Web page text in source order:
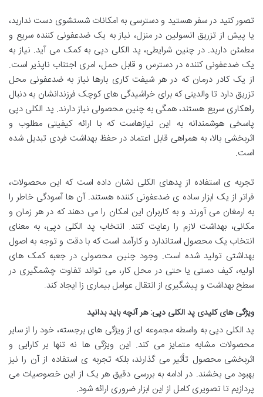
تصور کنید در سفر هستید و دسترسی به امکانات شستشوی دست ندارید،
یا پیش از تزریق انسولین در منزل، نیاز به یک ضدعفونی کننده سریع و
مطمئن دارید. در چنین شرایطی، پد الکلی دپی به کمک می آید. نیاز به
یک ضدعفونی کننده در دسترس و قابل حمل، امری اجتناب ناپذیر است.
از یک کادر درمان که در هر شیفت کاری بارها نیاز به ضدعفونی محل
تزریق دارد تا والدینی که برای خراشیدگی های کوچک فرزندانشان به دنبال
راهکاری سریع هستند، همگی به چنین محصولی نیاز دارند. پد الکلی دپی
پاسخی هوشمندانه به این نیازهاست که با ارائه کیفیتی مطلوب و
اثربخشی بالا، به همراهی قابل اعتماد در حفظ بهداشت فردی تبدیل شده
است.
تجربه ی استفاده از پدهای الکلی نشان داده است که این محصولات،
فراتر از یک ابزار ساده ی ضدعفونی کننده هستند. آن ها آسودگی خاطر را
به ارمغان می آورند و به کاربران این امکان را می دهند که در هر زمان و
مکانی، بهداشت لازم را رعایت کنند. انتخاب پد الکلی دپی، به معنای
انتخاب یک محصول استاندارد و کارآمد است که با دقت و توجه به اصول
بهداشتی تولید شده است. وجود چنین محصولی در جعبه کمک های
اولیه، کیف دستی یا حتی در محل کار، می تواند تفاوت چشمگیری در
سطح بهداشت و پیشگیری از انتقال عوامل بیماری زا ایجاد کند.
ویژگی های کلیدی پد الکلی دپی: هر آنچه باید بدانید
پد الکلی دپی به واسطه مجموعه ای از ویژگی های برجسته، خود را از سایر
محصولات مشابه متمایز می کند. این ویژگی ها نه تنها بر کارایی و
اثربخشی محصول تأثیر می گذارند، بلکه تجربه ی استفاده از آن را نیز
بهبود می بخشند. در ادامه به بررسی دقیق هر یک از این خصوصیات می
پردازیم تا تصویری کامل از این ابزار ضروری ارائه شود.